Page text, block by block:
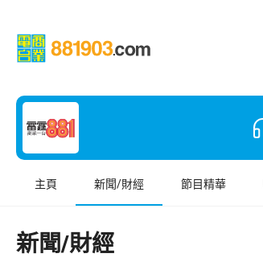
主頁 新聞/財經 節目精華
新聞/財經